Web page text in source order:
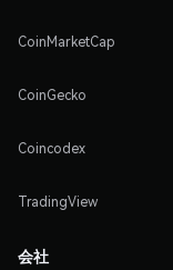
CoinMarketCap
CoinGecko
Coincodex
TradingView
会社